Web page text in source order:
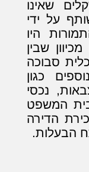
2,000,000 שקלים שאינו
על ידי
היו
שבין
סבוכה
כגון
נכסי
בית המשפט
הדירה
הבעלות.